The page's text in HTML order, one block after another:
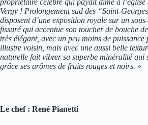
Vergy ! Prolongement sud des “Saint-
disposent d’une exposition royale sur un
fissuré qui accentue son toucher de bouche
très élégant, avec un peu moins de puissance
illustre voisin, mais avec une aussi belle
naturelle fait vibrer sa superbe minéralité qui
grâce ses arômes de fruits rouges et noirs. »
Le chef : René Pianetti